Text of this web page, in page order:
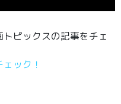
ピックスの記事をチェ
ック！